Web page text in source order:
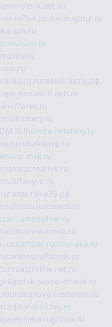
clock.net.ru
7bit.pp.rukalugatur.ru
схема-авто.рф
music8.spb.ru
zosikamery.ru
hohota.netalimy.ru
otdelkaexp.ru
kosmoscreative.ru
tiffany-c.ru
галактика73.рф
fotsis.rutesiaes.ru
mossilver.ru
tochkazvuka.msk.ru
clubtibet.ruorior-aks.ru
carlines.ruflatnsk.ru
astroline.net.ru
ooo-driada.ru
bruslanovo.rusiterem.ru
kafekolizey.ru
grinox.ru